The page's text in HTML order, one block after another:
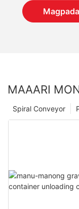
MAAARI
Spiral Conveyor